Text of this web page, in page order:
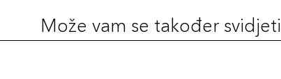
Može vam se također svidjeti